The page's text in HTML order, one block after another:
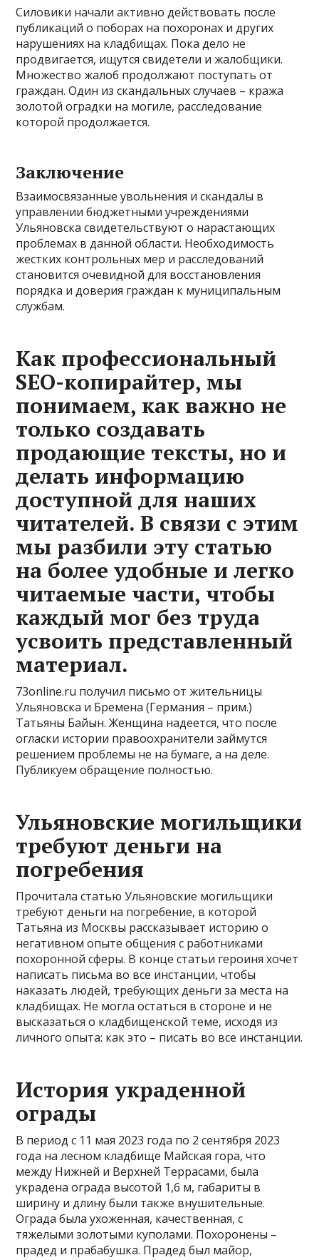
Силовики начали активно действовать после
публикаций о поборах на похоронах и других
нарушениях на кладбищах. Пока дело не
продвигается, ищутся свидетели и жалобщики.
Множество жалоб продолжают поступать от
граждан. Один из скандальных случаев – кража
золотой оградки на могиле, расследование
которой продолжается.
Заключение
Взаимосвязанные увольнения и скандалы в
управлении бюджетными учреждениями
Ульяновска свидетельствуют о нарастающих
проблемах в данной области. Необходимость
жестких контрольных мер и расследований
становится очевидной для восстановления
порядка и доверия граждан к муниципальным
службам.
Как профессиональный
SEO-копирайтер, мы
понимаем, как важно не
только создавать
продающие тексты, но и
делать информацию
доступной для наших
читателей. В связи с этим
мы разбили эту статью
на более удобные и легко
читаемые части, чтобы
каждый мог без труда
усвоить представленный
материал.
73online.ru получил письмо от жительницы
Ульяновска и Бремена (Германия – прим.)
Татьяны Байын. Женщина надеется, что после
огласки истории правоохранители займутся
решением проблемы не на бумаге, а на деле.
Публикуем обращение полностью.
Ульяновские могильщики
требуют деньги на
погребения
Прочитала статью Ульяновские могильщики
требуют деньги на погребение, в которой
Татьяна из Москвы рассказывает историю о
негативном опыте общения с работниками
похоронной сферы. В конце статьи героиня хочет
написать письма во все инстанции, чтобы
наказать людей, требующих деньги за места на
кладбищах. Не могла остаться в стороне и не
высказаться о кладбищенской теме, исходя из
личного опыта: как это – писать во все инстанции.
История украденной
ограды
В период с 11 мая 2023 года по 2 сентября 2023
года на лесном кладбище Майская гора, что
между Нижней и Верхней Террасами, была
украдена ограда высотой 1,6 м, габариты в
ширину и длину были также внушительные.
Ограда была ухоженная, качественная, с
тяжелыми золотыми куполами. Похоронены –
прадед и прабабушка. Прадед был майор,